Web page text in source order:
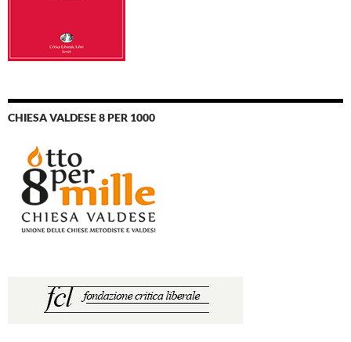
CHIESA VALDESE 8 PER 1000